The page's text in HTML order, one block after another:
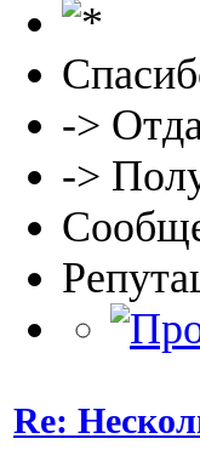
->
->
Re: